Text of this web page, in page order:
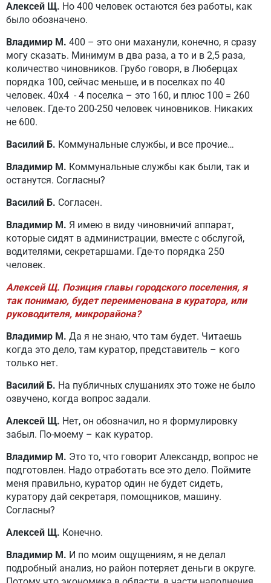
Алексей Щ. Но 400 человек остаются без работы, как
было обозначено.
Владимир М. 400 – это они маханули, конечно, я сразу
могу сказать. Минимум в два раза, а то и в 2,5 раза,
количество чиновников. Грубо говоря, в Люберцах
порядка 100, сейчас меньше, и в поселках по 40
человек. 40х4 - 4 поселка – это 160, и плюс 100 = 260
человек. Где-то 200-250 человек чиновников. Никаких
не 600.
Василий Б. Коммунальные службы, и все прочие…
Владимир М. Коммунальные службы как были, так и
останутся. Согласны?
Василий Б. Согласен.
Владимир М. Я имею в виду чиновничий аппарат,
которые сидят в администрации, вместе с обслугой,
водителями, секретаршами. Где-то порядка 250
человек.
Алексей Щ. Позиция главы городского поселения, я
так понимаю, будет переименована в куратора, или
руководителя, микрорайона?
Владимир М. Да я не знаю, что там будет. Читаешь
когда это дело, там куратор, представитель – кого
только нет.
Василий Б. На публичных слушаниях это тоже не было
озвучено, когда вопрос задали.
Алексей Щ. Нет, он обозначил, но я формулировку
забыл. По-моему – как куратор.
Владимир М. Это то, что говорит Александр, вопрос не
подготовлен. Надо отработать все это дело. Поймите
меня правильно, куратор один не будет сидеть,
куратору дай секретаря, помощников, машину.
Согласны?
Алексей Щ. Конечно.
Владимир М. И по моим ощущениям, я не делал
подробный анализ, но район потеряет деньги в округе.